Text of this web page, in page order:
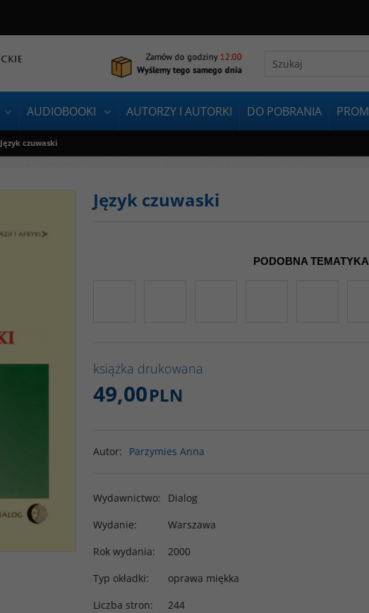
AUDIOBOOKI AUTORZY I AUTORKI DO POBRANIA
Język czuwaski
Język czuwaski
PODOBNA
książka drukowana
49,00PLN
Autor: Parzymies Anna
Wydawnictwo:
Dialog
Wydanie:
Warszawa
Rok wydania:
2000
Typ okładki:
oprawa miękka
Liczba stron:
244